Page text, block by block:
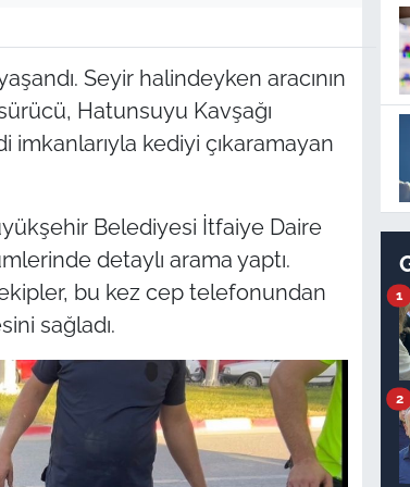
Seyir halindeyken aracının
Hatunsuyu Kavşağı
imkanlarıyla kediyi çıkaramayan
Belediyesi İtfaiye Daire
detaylı arama yaptı.
bu kez cep telefonundan
sağladı.
1
2